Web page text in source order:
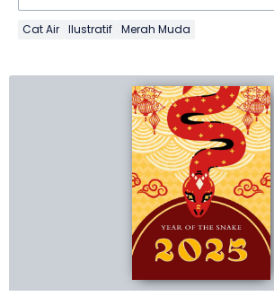
Cat Air Ilustratif Merah Muda